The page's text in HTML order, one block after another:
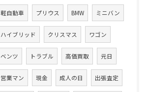
軽自動車 プリウス BMW ミニバン
ハイブリッド クリスマス ワゴン
ベンツ トラブル 高価買取 元日
営業マン 現金 成人の日 出張査定